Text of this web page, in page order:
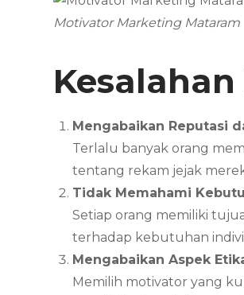
Motivator Marketing Mataram
Mengabaikan Reputasi
Terlalu banyak orang
tentang rekam jejak
Tidak Memahami
Setiap orang memiliki
terhadap kebutuhan
Mengabaikan Aspek
Memilih motivator yang